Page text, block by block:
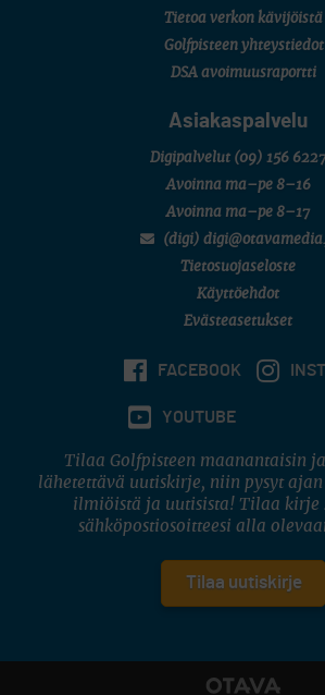
Tietoa verkon kävijöistä
Golfpisteen yhteystiedot
DSA avoimuusraportti
Asiakaspalvelu
Digipalvelut (09) 156 6227
Avoinna ma–pe 8–16
Avoinna ma–pe 8–17
(digi)
Tietosuojaseloste
Käyttöehdot
Evästeasetukset
FACEBOOK
YOUTUBE
Tilaa Golfpisteen maanantaisin
lähetettävä uutiskirje, niin pysyt
ilmiöistä ja uutisista! Tilaa kirje
sähköpostiosoitteesi alla
Tilaa uutiskirje